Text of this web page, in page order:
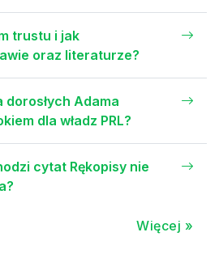
trustu i jak
oraz literaturze?
dorosłych Adama
dla władz PRL?
cytat Rękopisy nie
Więcej »